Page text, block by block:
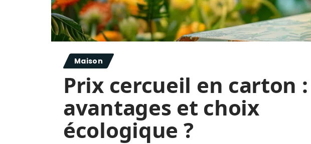
Maison
Prix cercueil en carton :
avantages et choix
écologique ?